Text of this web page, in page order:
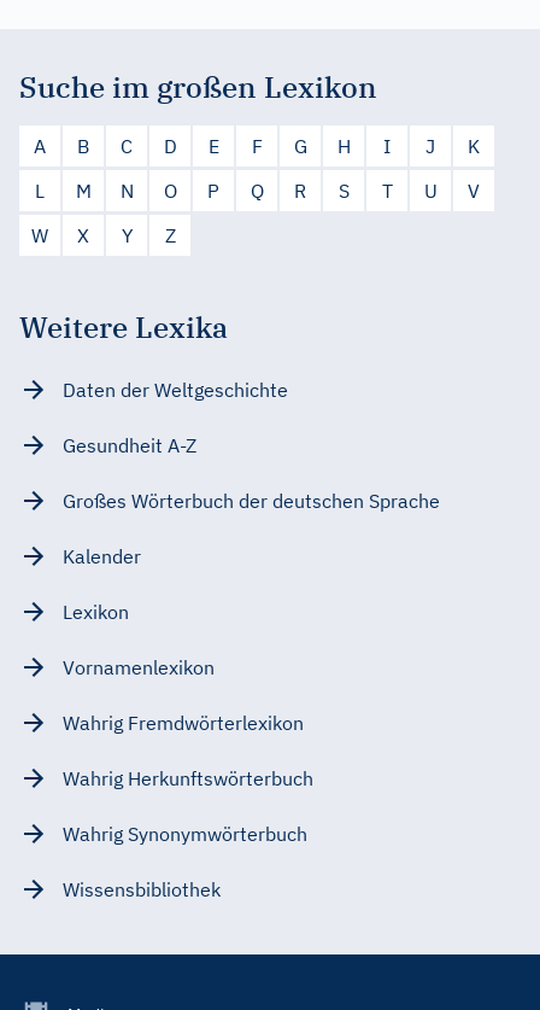
Suche im großen Lexikon
A B C D E F G H I J
K
L
M N O P Q R S T U
V
W
X Y Z
Weitere Lexika
Daten der Weltgeschichte
Gesundheit A-Z
Großes Wörterbuch der deutschen Sprache
Kalender
Lexikon
Vornamenlexikon
Wahrig Fremdwörterlexikon
Wahrig Herkunftswörterbuch
Wahrig Synonymwörterbuch
Wissensbibliothek